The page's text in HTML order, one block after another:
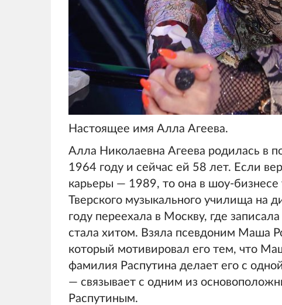
Настоящее имя Алла Агеева.
Алла Николаевна Агеева родилась в
1964 году и сейчас ей 58 лет. Если
карьеры — 1989, то она в шоу-
Тверского музыкального училища на
году переехала в Москву, где
стала хитом. Взяла псевдоним Маша
который мотивировал его тем, что
фамилия Распутина делает его с
— связывает с одним из
Распутиным.